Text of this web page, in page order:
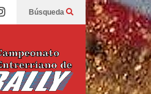
Búsqueda